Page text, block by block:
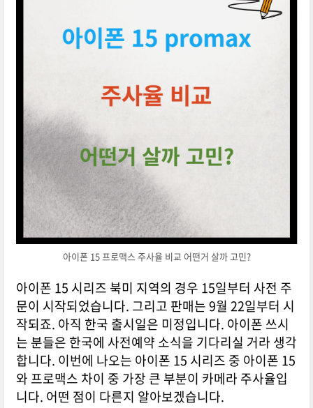
아이폰 15 프로맥스 주사율 비교 어떤거 살까 고민?
아이폰 15 시리즈 북미 지역의 경우 15일부터 사전 주
문이 시작되었습니다. 그리고 판매는 9월 22일부터 시
작되죠. 아직 한국 출시일은 미정입니다. 아이폰 쓰시
는 분들은 한국에 사전예약 소식을 기다리실 거라 생각
합니다. 이번에 나오는 아이폰 15 시리즈 중 아이폰 15
와 프로맥스 차이 중 가장 큰 부분이 카메라 주사율입
니다. 어떤 점이 다른지 알아보겠습니다.